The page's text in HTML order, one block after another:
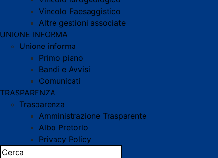
Vincolo Paesaggistico
Altre gestioni associate
UNIONE INFORMA
Unione informa
Primo piano
Bandi e Avvisi
Comunicati
TRASPARENZA
Trasparenza
Amministrazione Trasparente
Albo Pretorio
Privacy Policy